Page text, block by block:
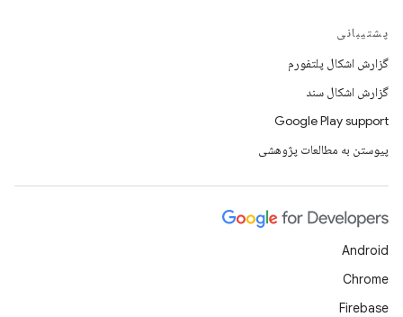
پشتیبانی
گزارش اشکال پلتفورم
گزارش اشکال سند
Google Play support
پیوستن به مطالعات پژوهشی
Android
Chrome
Firebase